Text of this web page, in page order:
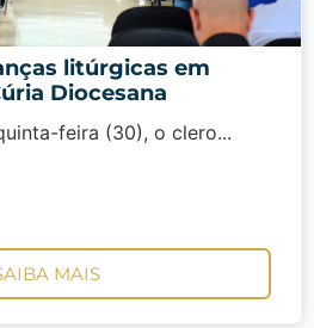
litúrgicas em
Diocesana
feira (30), o clero...
MAIS